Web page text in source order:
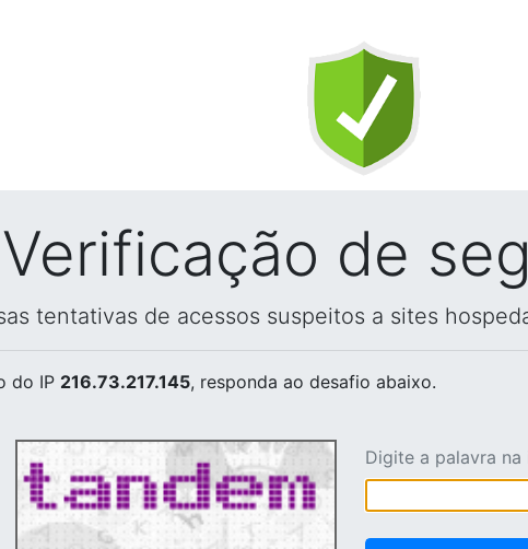
Verificação de
tentativas de acessos suspeitos a sites
do IP 216.73.217.145, responda ao desafio abaixo.
Digite a palavra